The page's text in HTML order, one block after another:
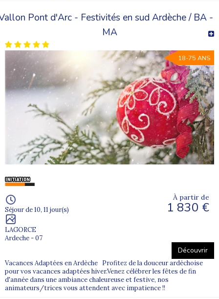
Pont d'Arc - Festivités en sud Ardèche / BA -
MA
18-75 ANS
Séjour de 10, 11 jour(s)
LAGORCE
Ardeche - 07
À partir de
1 830 €
Découvrir
Vacances Adaptées en Ardèche Profitez de la douceur ardéchoise
pour vos vacances adaptées hiver.Venez célébrer les fêtes de fin
d'année dans une ambiance chaleureuse et festive, nos
animateurs/trices vous attendent avec impatience !!